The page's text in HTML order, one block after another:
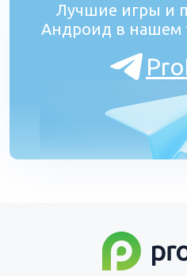
Лучшие игры и
Андроид в нашем